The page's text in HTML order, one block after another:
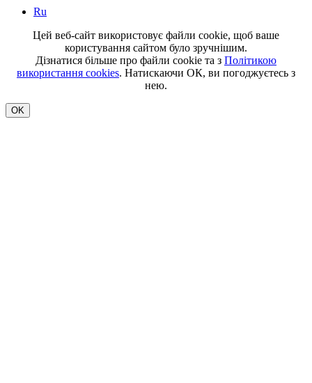
Ru
Цей веб-сайт використовує файли cookie, щоб ваше
користування сайтом було зручнішим.
Дізнатися більше про файли cookie та з Політикою
використання cookies. Натискаючи ОК, ви погоджуєтесь з
нею.
OK